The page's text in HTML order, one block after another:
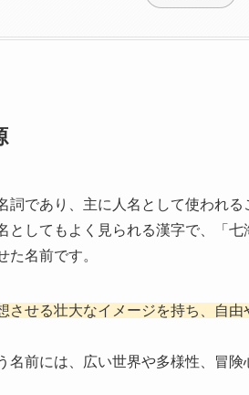
詞であり、主に人名として使われる
としてもよく見られる漢字で、「
た名前です。
させる壮大なイメージを持ち、自
名前には、広い世界や多様性、冒